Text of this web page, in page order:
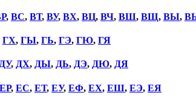
, ВС, ВТ, ВУ, ВХ, ВЦ, ВЧ, ВШ, ВЩ, ВЫ,
ГХ, ГЫ, ГЬ, ГЭ, ГЮ, ГЯ
ДУ, ДХ, ДЫ, ДЬ, ДЭ, ДЮ, ДЯ
ЕР, ЕС, ЕТ, ЕУ, ЕФ, ЕХ, ЕШ, ЕЭ, ЕЯ